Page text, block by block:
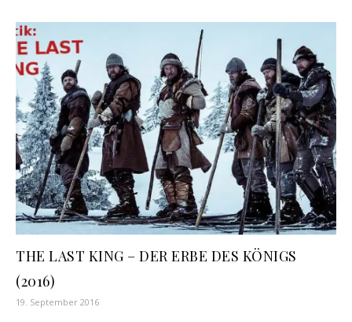
THE LAST KING – DER ERBE DES KÖNIGS
(2016)
19. September 2016